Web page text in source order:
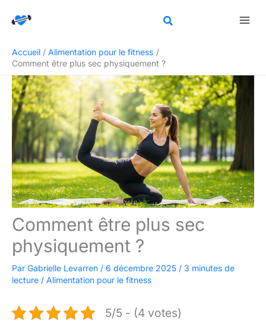
Accueil
Alimentation pour le fitness
Comment être plus sec physiquement ?
Comment être plus sec
physiquement ?
Par Gabrielle Levarren / 6 décembre 2025 / 3 minutes de
lecture / Alimentation pour le fitness
5/5 - (4 votes)